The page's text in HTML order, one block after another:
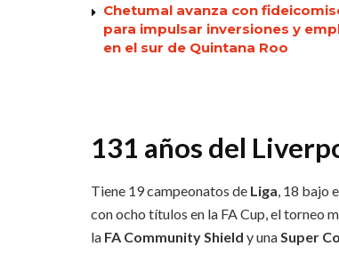
Chetumal avanza con
para impulsar inversiones y
en el sur de Quintana Roo
131 años del
Tiene 19 campeonatos de Liga, 18 bajo
con ocho títulos en la FA Cup, el torneo
la FA Community Shield y unaSuper